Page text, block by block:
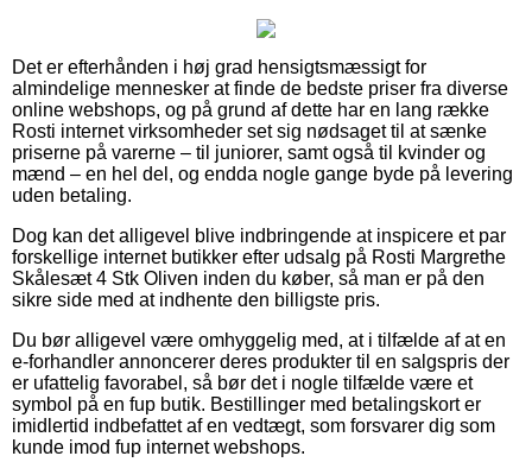
Det er efterhånden i høj grad hensigtsmæssigt for
almindelige mennesker at finde de bedste priser fra diverse
online webshops, og på grund af dette har en lang række
Rosti internet virksomheder set sig nødsaget til at sænke
priserne på varerne – til juniorer, samt også til kvinder og
mænd – en hel del, og endda nogle gange byde på levering
uden betaling.
Dog kan det alligevel blive indbringende at inspicere et par
forskellige internet butikker efter udsalg på Rosti Margrethe
Skålesæt 4 Stk Oliven inden du køber, så man er på den
sikre side med at indhente den billigste pris.
Du bør alligevel være omhyggelig med, at i tilfælde af at en
e-forhandler annoncerer deres produkter til en salgspris der
er ufattelig favorabel, så bør det i nogle tilfælde være et
symbol på en fup butik. Bestillinger med betalingskort er
imidlertid indbefattet af en vedtægt, som forsvarer dig som
kunde imod fup internet webshops.